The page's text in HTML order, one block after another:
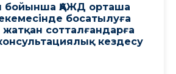
бойынша ҚАЖД орташа
босатылуға
сотталғандарға
кездесу